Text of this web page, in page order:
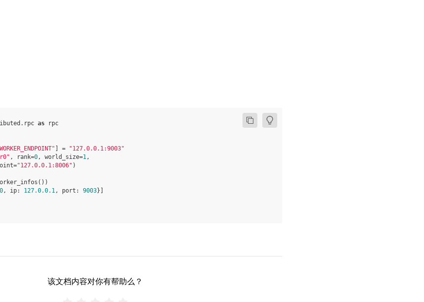
as
rpc
=
"127.0.0.1:9003"
, rank=0, world_size=1,
="127.0.0.1:8006" )
())
0, ip: 127.0.0.1, port: 9003}]
该文档内容对你有帮助么？